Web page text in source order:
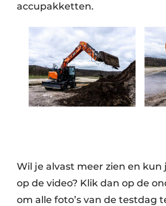
accupakketten.
Wil je alvast meer zien en
op de video? Klik dan op de
om alle foto’s van de testdag